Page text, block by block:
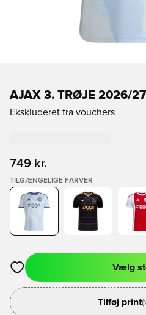
AJAX 3. TRØJE 2026/27
Ekskluderet fra vouchers
749 kr.
TILGÆNGELIGE FARVER
Åbner en Modal til at logge ind
Vælg
Tilføj print